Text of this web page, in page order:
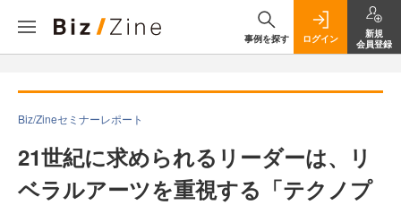
事例を探す ログイン
新規
会員登録
Biz/Zineセミナーレポート
21世紀に求められるリーダーは、リ
ベラルアーツを重視する「テクノプ